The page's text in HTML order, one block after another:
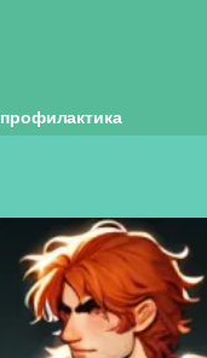
профилактика